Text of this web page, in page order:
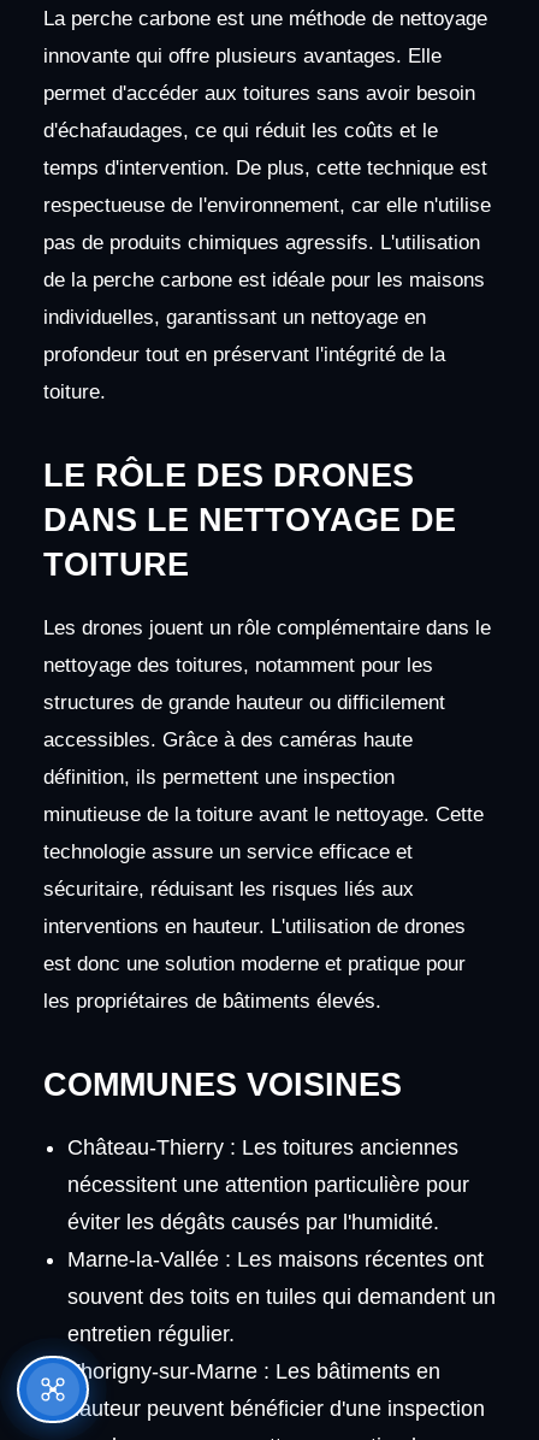
La perche carbone est une méthode de nettoyage
innovante qui offre plusieurs avantages. Elle
permet d'accéder aux toitures sans avoir besoin
d'échafaudages, ce qui réduit les coûts et le
temps d'intervention. De plus, cette technique est
respectueuse de l'environnement, car elle n'utilise
pas de produits chimiques agressifs. L'utilisation
de la perche carbone est idéale pour les maisons
individuelles, garantissant un nettoyage en
profondeur tout en préservant l'intégrité de la
toiture.
LE RÔLE DES DRONES
DANS LE NETTOYAGE DE
TOITURE
Les drones jouent un rôle complémentaire dans le
nettoyage des toitures, notamment pour les
structures de grande hauteur ou difficilement
accessibles. Grâce à des caméras haute
définition, ils permettent une inspection
minutieuse de la toiture avant le nettoyage. Cette
technologie assure un service efficace et
sécuritaire, réduisant les risques liés aux
interventions en hauteur. L'utilisation de drones
est donc une solution moderne et pratique pour
les propriétaires de bâtiments élevés.
COMMUNES VOISINES
Château-Thierry : Les toitures anciennes
nécessitent une attention particulière pour
éviter les dégâts causés par l'humidité.
Marne-la-Vallée : Les maisons récentes ont
souvent des toits en tuiles qui demandent un
entretien régulier.
Thorigny-sur-Marne : Les bâtiments en
hauteur peuvent bénéficier d'une inspection